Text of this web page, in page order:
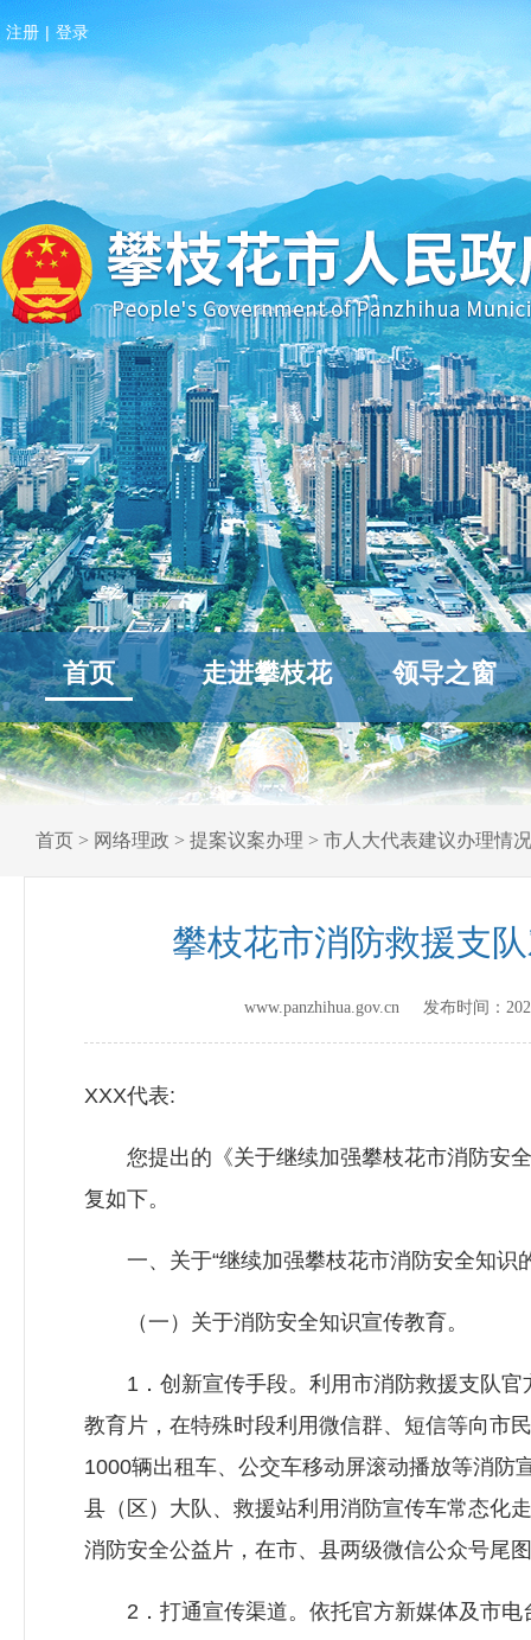
注册 | 登录
首页 走进攀枝花 领导之窗
首页 > 网络理政 > 提案议案办理 > 市人大代表建议办理情况
攀枝花市消防救援支
www.panzhihua.gov.cn 发布时间：
XXX代表:
您提出的《关于继续加强攀枝花市消防安全
复如下。
一、关于“继续加强攀枝花市消防安全知识
（一）关于消防安全知识宣传教育。
1．创新宣传手段。利用市消防救援支队官
教育片，在特殊时段利用微信群、短信等向市
1000辆出租车、公交车移动屏滚动播放等消防
县（区）大队、救援站利用消防宣传车常态化
消防安全公益片，在市、县两级微信公众号尾
2．打通宣传渠道。依托官方新媒体及市电